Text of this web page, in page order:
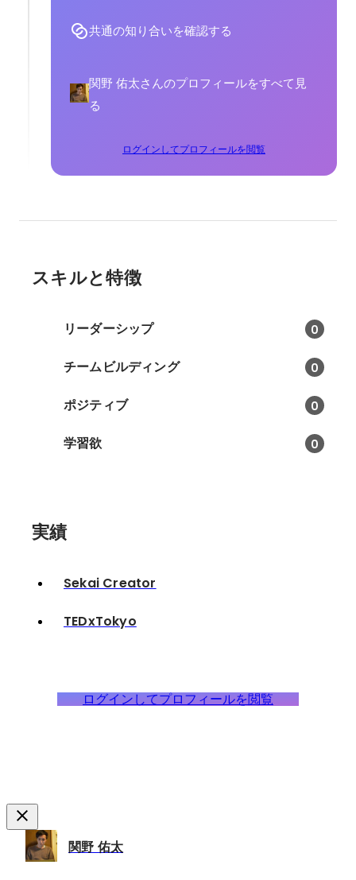
共通の知り合いを確認する
関野 佑太さんのプロフィールをすべて見
る
ログインしてプロフィールを閲覧
スキルと特徴
リーダーシップ 0
チームビルディング 0
ポジティブ 0
学習欲 0
実績
Sekai Creator
TEDxTokyo
ログインしてプロフィールを閲覧
関野 佑太